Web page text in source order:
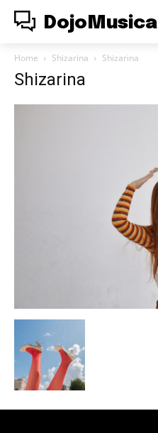
DojoMusica
Home Shizarina Shizarina
Shizarina